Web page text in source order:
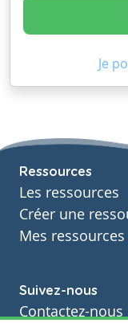
Je
Ressources
Les ressources
Créer une
Mes ressources
Suivez-nous
Contactez-nous